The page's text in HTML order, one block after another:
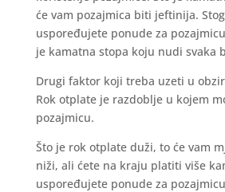
će vam pozajmica biti jeftinija.
uspoređujete ponude za
je kamatna stopa koju nudi svaka
Drugi faktor koji treba uzeti u
Rok otplate je razdoblje u kojem
pozajmicu.
Što je rok otplate duži, to će vam
niži, ali ćete na kraju platiti više
uspoređujete ponude za